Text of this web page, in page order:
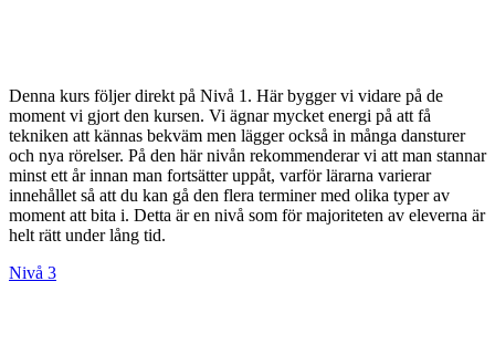
Denna kurs följer direkt på Nivå 1. Här bygger vi vidare på de
moment vi gjort den kursen. Vi ägnar mycket energi på att få
tekniken att kännas bekväm men lägger också in många dansturer
och nya rörelser. På den här nivån rekommenderar vi att man stannar
minst ett år innan man fortsätter uppåt, varför lärarna varierar
innehållet så att du kan gå den flera terminer med olika typer av
moment att bita i. Detta är en nivå som för majoriteten av eleverna är
helt rätt under lång tid.
Nivå 3